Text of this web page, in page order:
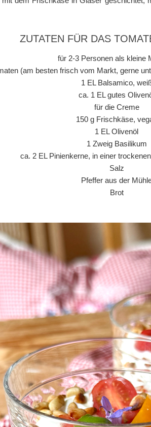
ZUTATEN FÜR DAS
für 2-3 Personen als kleine
(am besten frisch vom Markt, gerne
1 EL Balsamico,
ca. 1 EL gutes
für die Creme
150 g Frischkäse,
1 EL Olivenöl
1 Zweig Basilikum
ca. 2 EL Pinienkerne, in einer
Salz
Pfeffer aus der
Brot